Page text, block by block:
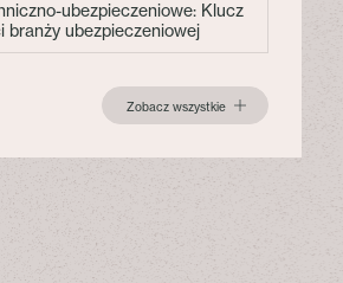
ubezpieczeniowe: Klucz
branży ubezpieczeniowej
Zobacz wszystkie